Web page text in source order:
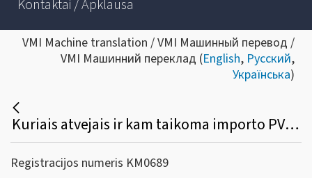
Kontaktai / Apklausa
VMI Machine translation / VMI Машинный перевод /
VMI Машинний переклад (English, Русский,
Українська)
Kuriais atvejais ir kam taikoma importo PVM įskaitymo (sumokėjimo) VMI tvarka?
Registracijos numeris KM0689